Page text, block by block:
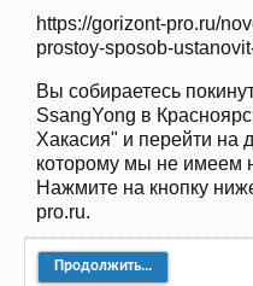
Прошедшие встречи
12.13.14.15. 16.17 .18.19
Ближайшие мероприятия:
лет клубу!
https://gorizont-pro.ru/
prostoy-sposob-
Вы собираетесь
SsangYong в
Хакасия" и перейти на
которому мы не имеем
Нажмите на кнопку
pro.ru.
Продолжить...